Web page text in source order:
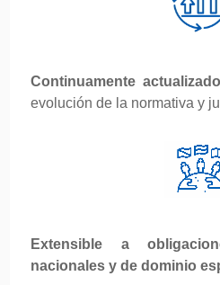
Continuamente actualizado
evolución de la normativa y
Extensible a
nacionales y de dominio